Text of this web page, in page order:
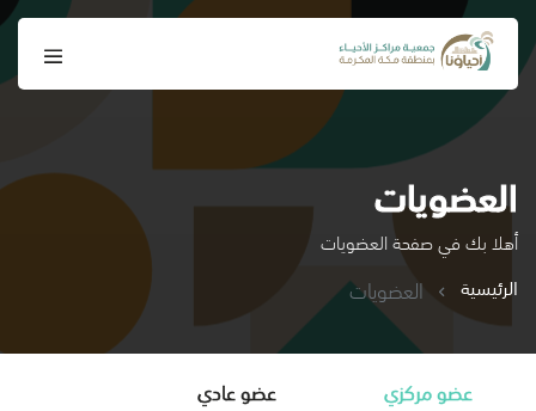
العضويات
أهلا بك في صفحة العضويات
الرئيسية
العضويات
عضو مركزي عضو عادي